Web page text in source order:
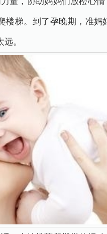
楼梯。到了孕晚期，准
。